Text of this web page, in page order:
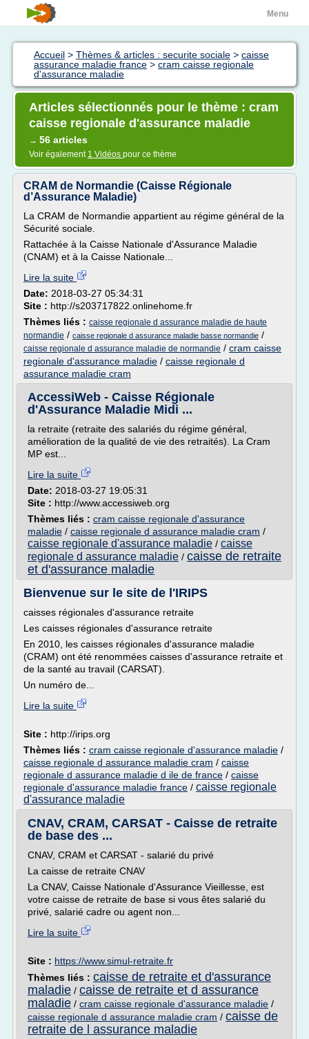
Menu
Accueil > Thèmes & articles : securite sociale > caisse
assurance maladie france > cram caisse regionale
d'assurance maladie
Articles sélectionnés pour le thème : cram
caisse regionale d'assurance maladie
→ 56 articles
Voir également 1 Vidéos pour ce thème
CRAM de Normandie (Caisse Régionale
d’Assurance Maladie)
La CRAM de Normandie appartient au régime général de la
Sécurité sociale.
Rattachée à la Caisse Nationale d'Assurance Maladie
(CNAM) et à la Caisse Nationale...
Lire la suite
Date: 2018-03-27 05:34:31
Site : http://s203717822.onlinehome.fr
Thèmes liés : caisse regionale d assurance maladie de haute
normandie / caisse regionale d assurance maladie basse normandie /
caisse regionale d assurance maladie de normandie / cram caisse
regionale d'assurance maladie / caisse regionale d
assurance maladie cram
AccessiWeb - Caisse Régionale
d'Assurance Maladie Midi ...
la retraite (retraite des salariés du régime général,
amélioration de la qualité de vie des retraités). La Cram
MP est...
Lire la suite
Date: 2018-03-27 19:05:31
Site : http://www.accessiweb.org
Thèmes liés : cram caisse regionale d'assurance
maladie / caisse regionale d assurance maladie cram /
caisse regionale d'assurance maladie / caisse
regionale d assurance maladie / caisse de retraite
et d'assurance maladie
Bienvenue sur le site de l'IRIPS
caisses régionales d'assurance retraite
Les caisses régionales d'assurance retraite
En 2010, les caisses régionales d'assurance maladie
(CRAM) ont été renommées caisses d'assurance retraite et
de la santé au travail (CARSAT).
Un numéro de...
Lire la suite
Site : http://irips.org
Thèmes liés : cram caisse regionale d'assurance maladie /
caisse regionale d assurance maladie cram / caisse
regionale d assurance maladie d ile de france / caisse
regionale d'assurance maladie france / caisse regionale
d'assurance maladie
CNAV, CRAM, CARSAT - Caisse de retraite
de base des ...
CNAV, CRAM et CARSAT - salarié du privé
La caisse de retraite CNAV
La CNAV, Caisse Nationale d'Assurance Vieillesse, est
votre caisse de retraite de base si vous êtes salarié du
privé, salarié cadre ou agent non...
Lire la suite
Site : https://www.simul-retraite.fr
Thèmes liés : caisse de retraite et d'assurance
maladie / caisse de retraite et d assurance
maladie / cram caisse regionale d'assurance maladie /
caisse regionale d assurance maladie cram / caisse de
retraite de l assurance maladie